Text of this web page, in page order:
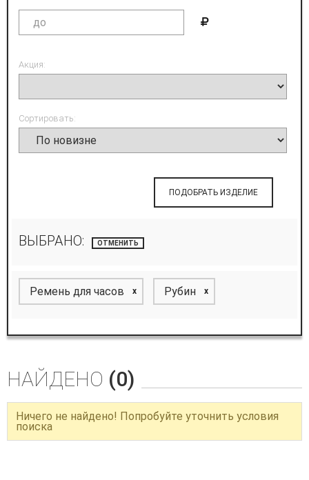
Акция:
Сортировать:
ПОДОБРАТЬ ИЗДЕЛИЕ
ВЫБРАНО: ОТМЕНИТЬ
Ремень для часов x Рубин x
НАЙДЕНО (0)
Ничего не найдено! Попробуйте уточнить условия
поиска